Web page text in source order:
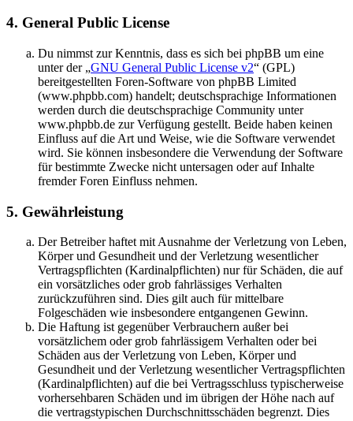
4. General Public License
Du nimmst zur Kenntnis, dass es sich bei phpBB um eine
unter der „GNU General Public License v2“ (GPL)
bereitgestellten Foren-Software von phpBB Limited
(www.phpbb.com) handelt; deutschsprachige Informationen
werden durch die deutschsprachige Community unter
www.phpbb.de zur Verfügung gestellt. Beide haben keinen
Einfluss auf die Art und Weise, wie die Software verwendet
wird. Sie können insbesondere die Verwendung der Software
für bestimmte Zwecke nicht untersagen oder auf Inhalte
fremder Foren Einfluss nehmen.
5. Gewährleistung
Der Betreiber haftet mit Ausnahme der Verletzung von Leben,
Körper und Gesundheit und der Verletzung wesentlicher
Vertragspflichten (Kardinalpflichten) nur für Schäden, die auf
ein vorsätzliches oder grob fahrlässiges Verhalten
zurückzuführen sind. Dies gilt auch für mittelbare
Folgeschäden wie insbesondere entgangenen Gewinn.
Die Haftung ist gegenüber Verbrauchern außer bei
vorsätzlichem oder grob fahrlässigem Verhalten oder bei
Schäden aus der Verletzung von Leben, Körper und
Gesundheit und der Verletzung wesentlicher Vertragspflichten
(Kardinalpflichten) auf die bei Vertragsschluss typischerweise
vorhersehbaren Schäden und im übrigen der Höhe nach auf
die vertragstypischen Durchschnittsschäden begrenzt. Dies